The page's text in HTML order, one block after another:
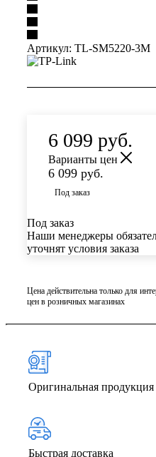
Артикул: TL-SM5220-3M
6 099 руб.
Варианты цен
6 099 руб.
Под заказ
Под заказ
Наши менеджеры
уточнят условия заказа
Цена действительна только для
цен в розничных магазинах
Оригинальная продукция
Быстрая доставка